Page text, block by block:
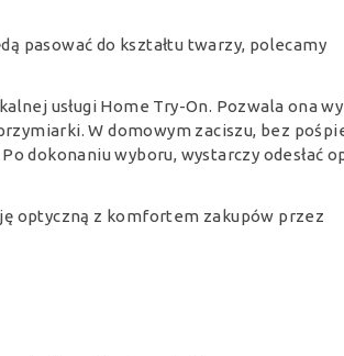
pasować do kształtu twarzy, polecamy
usługi Home Try-On. Pozwala ona
W domowym zaciszu, bez
dokonaniu wyboru, wystarczy odesłać
optyczną z komfortem zakupów przez